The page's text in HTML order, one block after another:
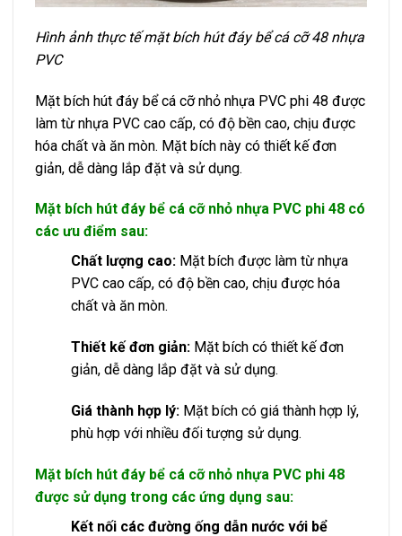
Hình ảnh thực tế mặt bích hút đáy bể cá cỡ 48 nhựa
PVC
Mặt bích hút đáy bể cá cỡ nhỏ nhựa PVC phi 48 được
làm từ nhựa PVC cao cấp, có độ bền cao, chịu được
hóa chất và ăn mòn. Mặt bích này có thiết kế đơn
giản, dễ dàng lắp đặt và sử dụng.
Mặt bích hút đáy bể cá cỡ nhỏ nhựa PVC phi 48 có
các ưu điểm sau:
Chất lượng cao: Mặt bích được làm từ nhựa
PVC cao cấp, có độ bền cao, chịu được hóa
chất và ăn mòn.
Thiết kế đơn giản: Mặt bích có thiết kế đơn
giản, dễ dàng lắp đặt và sử dụng.
Giá thành hợp lý: Mặt bích có giá thành hợp lý,
phù hợp với nhiều đối tượng sử dụng.
Mặt bích hút đáy bể cá cỡ nhỏ nhựa PVC phi 48
được sử dụng trong các ứng dụng sau:
Kết nối các đường ống dẫn nước với bể